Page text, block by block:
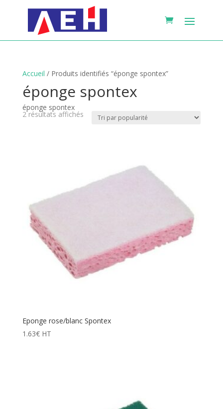
Accueil / Produits identifiés “éponge spontex”
éponge spontex
éponge spontex
2 résultats affichésTrié
Eponge rose/blanc Spontex
1.63€ HT